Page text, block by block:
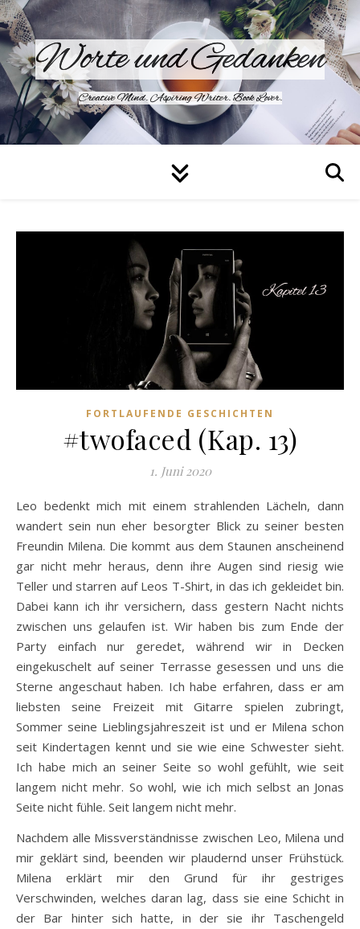
Worte und Gedanken
Creative Mind. Aspiring Writer. Book Lover.
FORTLAUFENDE GESCHICHTEN
#twofaced (Kap. 13)
1. Juni 2020
Leo bedenkt mich mit einem strahlenden Lächeln, dann
wandert sein nun eher besorgter Blick zu seiner besten
Freundin Milena. Die kommt aus dem Staunen anscheinend
gar nicht mehr heraus, denn ihre Augen sind riesig wie
Teller und starren auf Leos T-Shirt, in das ich gekleidet bin.
Dabei kann ich ihr versichern, dass gestern Nacht nichts
zwischen uns gelaufen ist. Wir haben bis zum Ende der
Party einfach nur geredet, während wir in Decken
eingekuschelt auf seiner Terrasse gesessen und uns die
Sterne angeschaut haben. Ich habe erfahren, dass er am
liebsten seine Freizeit mit Gitarre spielen zubringt,
Sommer seine Lieblingsjahreszeit ist und er Milena schon
seit Kindertagen kennt und sie wie eine Schwester sieht.
Ich habe mich an seiner Seite so wohl gefühlt, wie seit
langem nicht mehr. So wohl, wie ich mich selbst an Jonas
Seite nicht fühle. Seit langem nicht mehr.
Nachdem alle Missverständnisse zwischen Leo, Milena und
mir geklärt sind, beenden wir plaudernd unser Frühstück.
Milena erklärt mir den Grund für ihr gestriges
Verschwinden, welches daran lag, dass sie eine Schicht in
der Bar hinter sich hatte, in der sie ihr Taschengeld